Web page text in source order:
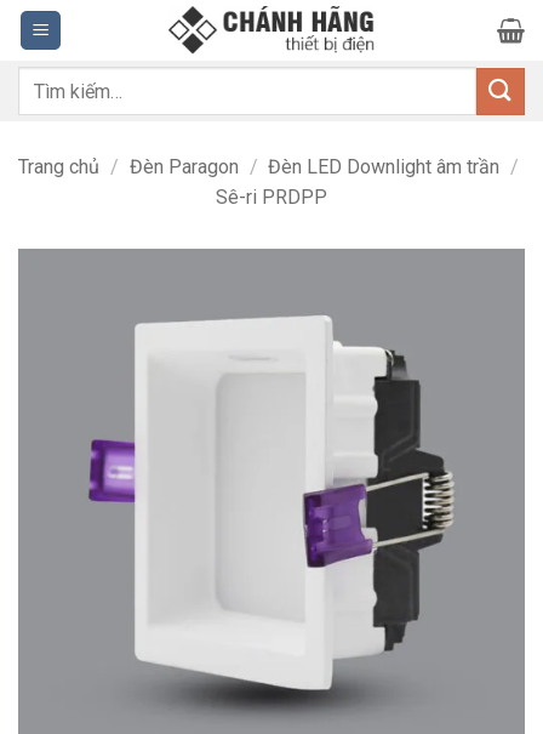
Bỏ
qua
nội
dung
Tìm
Trang chủ / Đèn Paragon / Đèn LED Downlight âm trần /
Sê-ri PRDPP